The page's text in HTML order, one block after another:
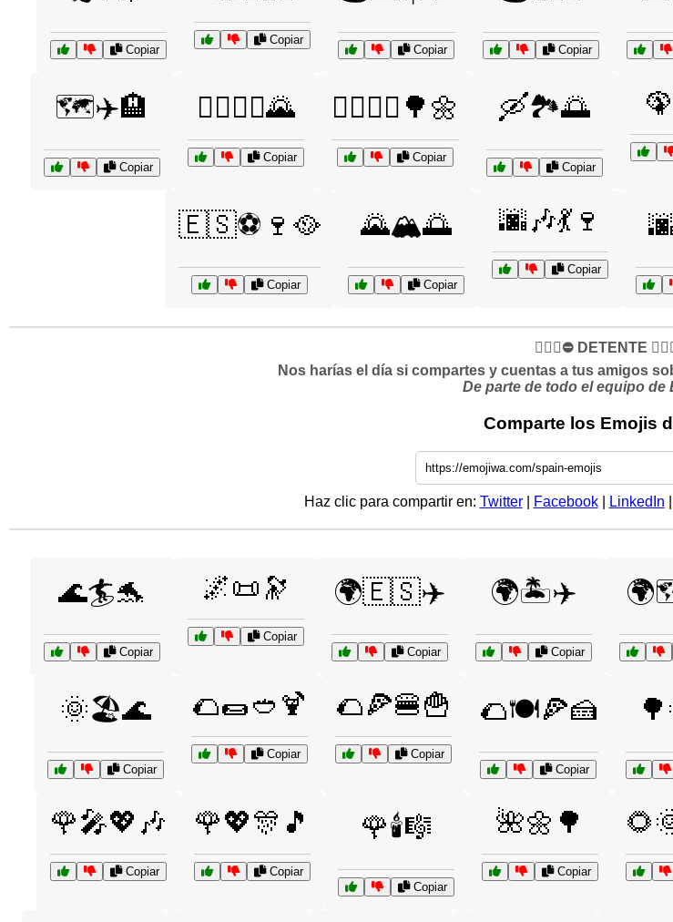
Copiar
Copiar
Copiar Copiar
🗺️✈️🏨
Copiar
🚴‍♂️🚴‍♀️🌄
Copiar
🚶‍♂️🚶‍♀️🌳🌼
Copiar
🛶🏞️🌅
Copiar
🇪🇸⚽🍷🥘
Copiar
🌄🏔️🌅
Copiar
🌆🎶💃🍷
Copiar
✋🏻🛑⛔️ DETENTE
Nos harías el día si compartes y cuentas a tus amigos
De parte de todo el equipo de
Comparte los Emojis
Haz clic para compartir en: Twitter| Facebook| LinkedIn
🌊🏄🐬
Copiar
🌌📜🔭
Copiar
🌍🇪🇸✈️
Copiar
🌍🏝️✈️
Copiar
🌞🏖️🌊
Copiar
🌮🌯🥙🍹
Copiar
🌮🍕🍔🍟
Copiar
🌮🍽️🍕🍰
Copiar
🌹🎤💖🎶
Copiar
🌹💖🎊🎵
Copiar
🌹🕯️🎼
Copiar
🌺🌼🌳
Copiar